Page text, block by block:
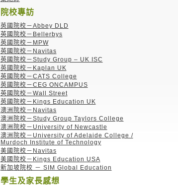
院校專訪
英國院校－Abbey DLD
英國院校－Bellerbys
英國院校－MPW
英國院校－Navitas
英國院校－Study Group – UK ISC
英國院校－Kaplan UK
英國院校－CATS College
英國院校－CEG ONCAMPUS
英國院校－Wall Street
英國院校－Kings Education UK
澳洲院校－Navitas
澳洲院校－Study Group Taylors College
澳洲院校－University of Newcastle
澳洲院校－University of Adelaide College /
Murdoch Institute of Technology
美國院校－Navitas
美國院校－Kings Education USA
新加坡院校 － SIM Global Education
學生及家長感想